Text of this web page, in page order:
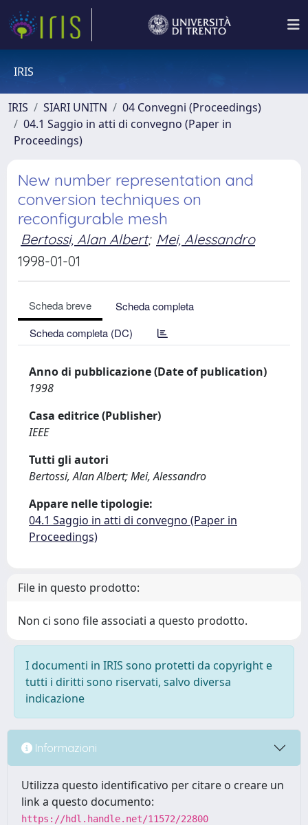
IRIS
IRIS SIARI UNITN
04 Convegni (Proceedings)
04.1 Saggio in atti di convegno (Paper in
Proceedings)
New number representation and
conversion techniques on
reconfigurable mesh
Bertossi, Alan Albert; Mei, Alessandro
1998-01-01
Scheda breve
Scheda completa
Scheda completa (DC)
Anno di pubblicazione (Date of publication)
1998
Casa editrice (Publisher)
IEEE
Tutti gli autori
Bertossi, Alan Albert; Mei, Alessandro
Appare nelle tipologie:
04.1 Saggio in atti di convegno (Paper in
Proceedings)
File in questo prodotto:
Non ci sono file associati a questo prodotto.
I documenti in IRIS sono protetti da copyright e
tutti i diritti sono riservati, salvo diversa
indicazione
Informazioni
Utilizza questo identificativo per citare o creare un
link a questo documento:
https://hdl.handle.net/11572/22800